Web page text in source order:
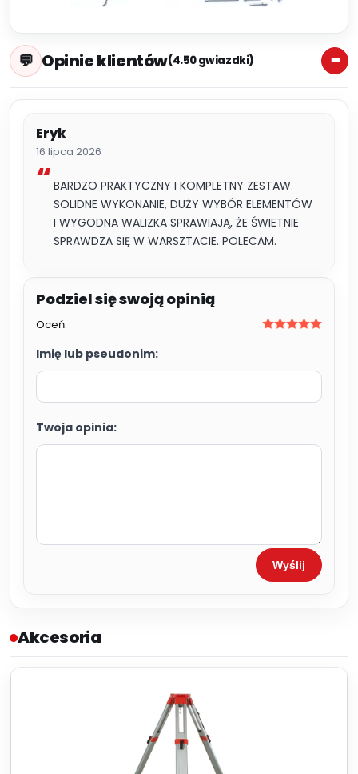
Opinie klientów(4.50 gwiazdki)
Eryk
16 lipca 2026
BARDZO PRAKTYCZNY I KOMPLETNY ZESTAW.
SOLIDNE WYKONANIE, DUŻY WYBÓR ELEMENTÓW
I WYGODNA WALIZKA SPRAWIAJĄ, ŻE ŚWIETNIE
SPRAWDZA SIĘ W WARSZTACIE. POLECAM.
Oceń:
Imię lub pseudonim:
Twoja opinia:
Wyślij
Akcesoria